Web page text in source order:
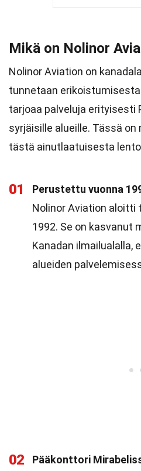
Mikä on Nolinor
Nolinor Aviation on
tunnetaan
tarjoaa palveluja erityisesti
syrjäisille alueille. Tässä
tästä ainutlaatuisesta
01
Perustettu vuonna
Nolinor Aviation aloitti
1992. Se on kasvanut
Kanadan ilmailualalla,
alueiden
02
Pääkonttori